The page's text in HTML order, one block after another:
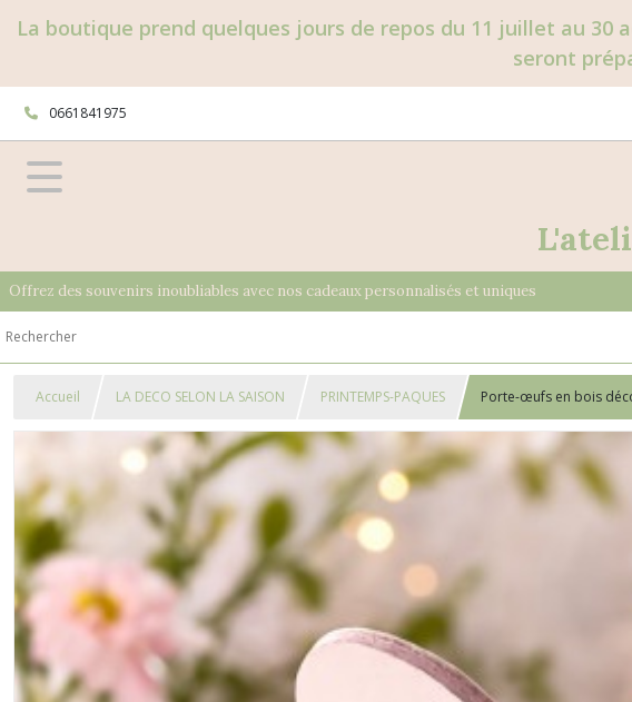
La boutique prend quelques jours de repos du 11 juillet au 30
seront
0661841975
Offrez des souvenirs inoubliables avec nos cadeaux personnalisés et uniques
Accueil LA DECO SELON LA SAISON PRINTEMPS-PAQUES Porte-œufs en bois